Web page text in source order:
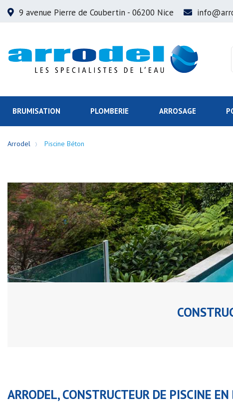
9 avenue Pierre de Coubertin - 06200 Nice
BRUMISATION PLOMBERIE ARROSAGE
Arrodel Piscine Béton
ARRODEL, CONSTRUCTEUR DE PISCINE